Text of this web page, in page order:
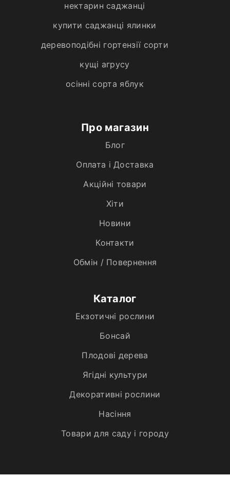
нектарин саджанці
купити саджанці ялинки
деревоподібні гортензії сорти
кущі агрусу
осінні сорта яблук
Про магазин
Блог
Оплата і Доставка
Акційні товари
Хiти
Новини
Контакти
Обмін / Повернення
Каталог
Екзотичні рослини
Бонсай
Плодові дерева
Ягідні культури
Декоративні рослини
Насіння
Товари для саду і городу